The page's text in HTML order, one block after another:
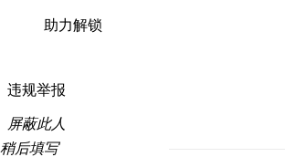
助力解锁
违规举报
屏蔽此人
稍后填写